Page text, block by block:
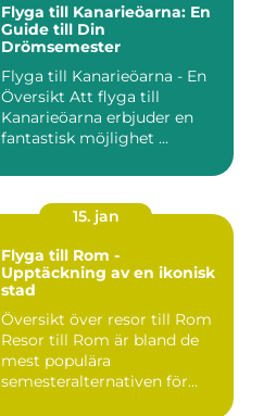
Flyga till Kanarieöarna: En
Guide till Din
Drömsemester
Flyga till Kanarieöarna - En
Översikt Att flyga till
Kanarieöarna erbjuder en
fantastisk möjlighet ...
15. jan
Flyga till Rom -
Upptäckning av en ikonisk
stad
Översikt över resor till Rom
Resor till Rom är bland de
mest populära
semesteralternativen för